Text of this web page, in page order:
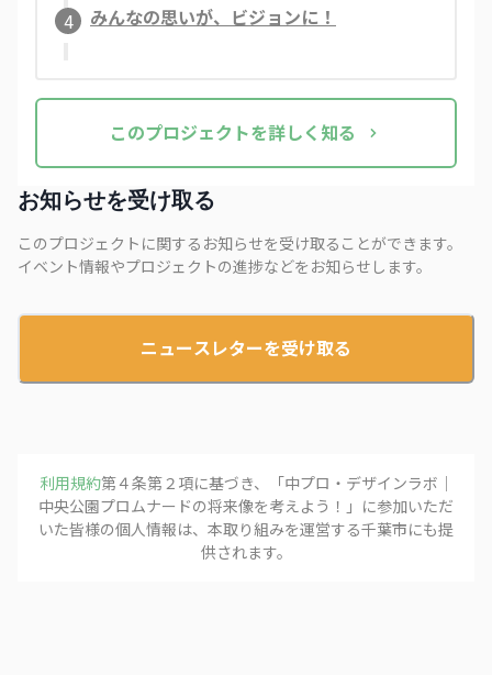
4
みんなの思いが、ビジョンに！
このプロジェクトを詳しく知る
お知らせを受け取る
このプロジェクトに関するお知らせを受け取ることができます。
イベント情報やプロジェクトの進捗などをお知らせします。
ニュースレターを受け取る
利用規約第４条第２項に基づき、「中プロ・デザインラボ｜
中央公園プロムナードの将来像を考えよう！ 」に参加いただ
いた皆様の個人情報は、本取り組みを運営する千葉市にも提
供されます。